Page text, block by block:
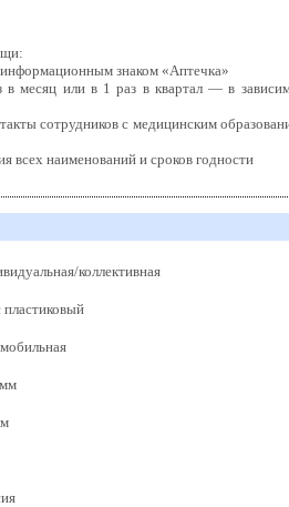
знаком «Аптечка»
в месяц или в 1 раз в квартал — в
сотрудников с медицинским
всех наименований и сроков годности
коллективная
пластиковый